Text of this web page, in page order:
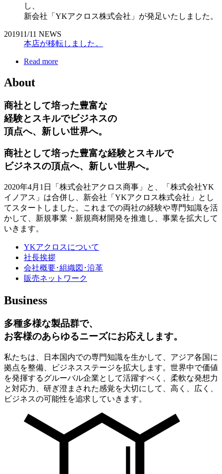
し、
新会社「YKアクロス株式会社」が発足いたしました。
201911/11 NEWS
本店が移転しました。
Read more
About
商社として培った豊富な
経験とスキルでビジネスの
頂点へ、新しい世界へ。
商社として培った豊富な経験とスキルで
ビジネスの頂点へ、新しい世界へ。
2020年4月1日「株式会社アクロス商事」と、「株式会社YK
イノアス」は合併し、新会社「YKアクロス株式会社」とし
てスタートしました。これまでの両社の経験や専門知識を活
かして、新規事業・新規商材開発を推進し、事業を拡大して
いきます。
YKアクロスについて
社長挨拶
会社概要･組織図･沿革
販売ネットワーク
Business
多種多様な製品群で、
お客様のあらゆるニーズにお応えします。
私たちは、日本国内での専門知識を生かして、アジア各国に
拠点を整備、ビジネスステージを拡大します。世界中で価値
を発揮するグルーバル企業として活躍すべく、柔軟な発想力
と対応力、研ぎ澄まされた感覚を大切にして、高く、広く、
ビジネスの可能性を追求していきます。